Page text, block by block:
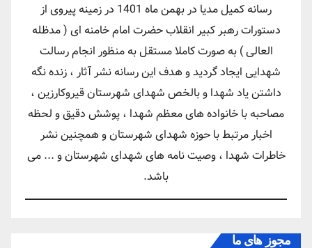
رسانه کمیل مدیا در بهمن ماه 1401 در زمینه پیروی از
دستورات رهبر کبیر انقلاب حضرت امام خامنه ای ( مدظله
العالی ) به صورت کاملا مستقل به منظور انجام رسالت
شهدایی ایجاد گردید و هدف این رسانه نشر آثار ، زنده نگه
داشتن یاد شهدا و بالخص شهدای شهرستان قیروکارزین ،
مصاحبه با خانواده های معظم شهدا ، پوشش دقیق و لحظه
اخبار مرتبط با حوزه شهدای شهرستان و همچنین نشر
خاطرات شهدا ، وصیت نامه های شهدای شهرستان و ... می
باشد.
مجوز های ما